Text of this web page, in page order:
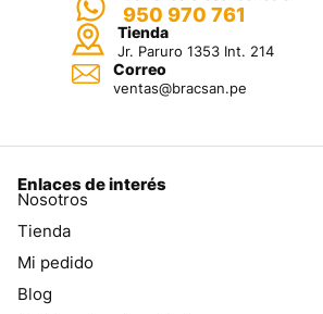
950 970 761
Tienda
Jr. Paruro 1353 Int. 214
Correo
ventas@bracsan.pe
Enlaces de interés
Nosotros
Tienda
Mi pedido
Blog